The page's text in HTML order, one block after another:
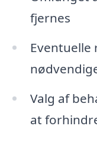
fjernes
Valg af
at